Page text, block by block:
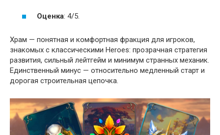
Оценка: 4/5.
Храм — понятная и комфортная фракция для игроков,
знакомых с классическими Heroes: прозрачная стратегия
развития, сильный лейтгейм и минимум странных механик.
Единственный минус — относительно медленный старт и
дорогая строительная цепочка.